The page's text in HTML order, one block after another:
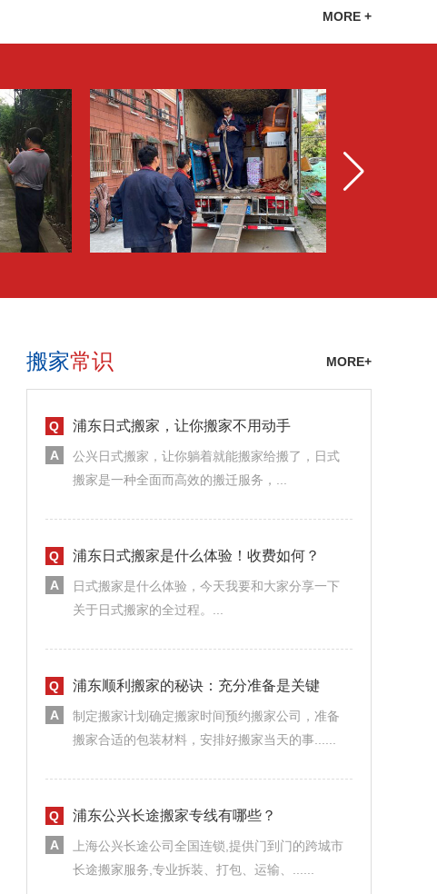
MORE +
搬家常识 MORE+
浦东日式搬家，让你搬家不用动手
公兴日式搬家，让你躺着就能搬家给搬了，日式
搬家是一种全面而高效的搬迁服务，...
浦东日式搬家是什么体验！收费如何？
日式搬家是什么体验，今天我要和大家分享一下
关于日式搬家的全过程。...
浦东顺利搬家的秘诀：充分准备是关键
制定搬家计划确定搬家时间预约搬家公司，准备
搬家合适的包装材料，安排好搬家当天的事......
浦东公兴长途搬家专线有哪些？
上海公兴长途公司全国连锁,提供门到门的跨城市
长途搬家服务,专业拆装、打包、运输、......